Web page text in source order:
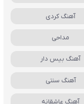
آهنگ کردی
مداحی
آهنگ بیس دار
آهنگ سنتی
آهنگ عاشقانه